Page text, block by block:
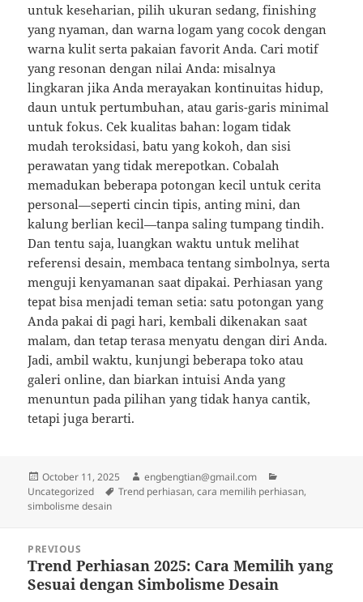
untuk keseharian, pilih ukuran sedang, finishing
yang nyaman, dan warna logam yang cocok dengan
warna kulit serta pakaian favorit Anda. Cari motif
yang resonan dengan nilai Anda: misalnya
lingkaran jika Anda merayakan kontinuitas hidup,
daun untuk pertumbuhan, atau garis-garis minimal
untuk fokus. Cek kualitas bahan: logam tidak
mudah teroksidasi, batu yang kokoh, dan sisi
perawatan yang tidak merepotkan. Cobalah
memadukan beberapa potongan kecil untuk cerita
personal—seperti cincin tipis, anting mini, dan
kalung berlian kecil—tanpa saling tumpang tindih.
Dan tentu saja, luangkan waktu untuk melihat
referensi desain, membaca tentang simbolnya, serta
menguji kenyamanan saat dipakai. Perhiasan yang
tepat bisa menjadi teman setia: satu potongan yang
Anda pakai di pagi hari, kembali dikenakan saat
malam, dan tetap terasa menyatu dengan diri Anda.
Jadi, ambil waktu, kunjungi beberapa toko atau
galeri online, dan biarkan intuisi Anda yang
menuntun pada pilihan yang tidak hanya cantik,
tetapi juga berarti.
Posted
on
October 11, 2025 Author
engbengtian@gmail.com
Uncategorized
Tags
Trend perhiasan, cara memilih perhiasan,
simbolisme desain
navigation
PREVIOUS
Previous
post:
Trend Perhiasan 2025: Cara Memilih yang
Sesuai dengan Simbolisme Desain